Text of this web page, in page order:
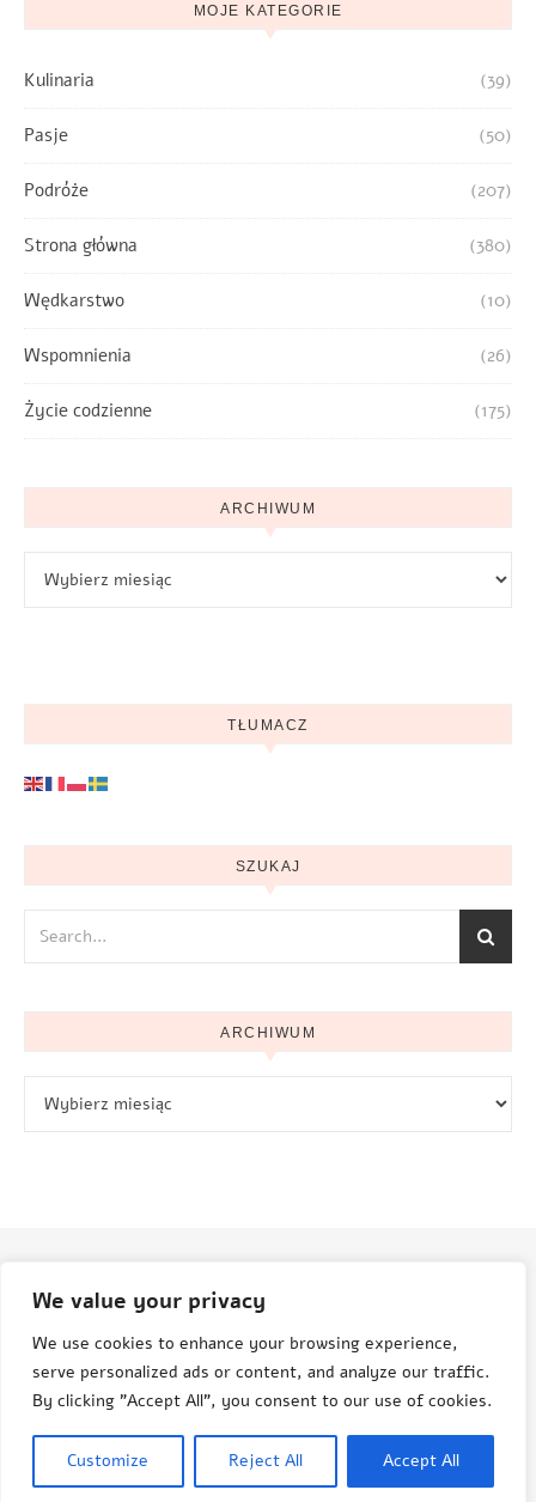
We value your privacy
We use cookies to enhance your browsing experience,
serve personalized ads or content, and analyze our traffic.
By clicking "Accept All", you consent to our use of cookies.
Customize Reject All Accept All
MOJE KATEGORIE
Kulinaria (39)
Pasje (50)
Podróże (207)
Strona główna (380)
Wędkarstwo (10)
Wspomnienia (26)
Życie codzienne (175)
ARCHIWUM
TŁUMACZ
SZUKAJ
ARCHIWUM
© Aneta Grenda Życie i podróże
© Aneta Grenda, Życie i Podróże, 2015-2025
Savona Theme byOptima Themes